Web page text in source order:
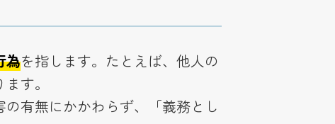
為を指します。たとえば、他人の
す。
の有無にかかわらず、「義務とし